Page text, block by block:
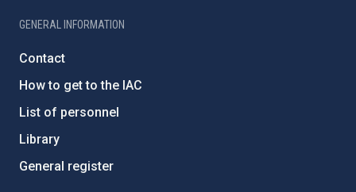
GENERAL INFORMATION
Contact
How to get to the IAC
List of personnel
Library
General register